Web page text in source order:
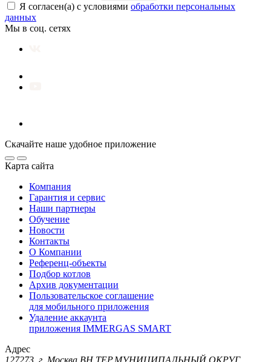
Я согласен(а) с условиями обработки персональных
данных
Мы в соц. сетях
Скачайте наше удобное приложение
Карта сайта
Компания
Гарантия и сервис
Наши партнеры
Обучение
Новости
Контакты
О Компании
Референц-объекты
Подбор котлов
Архив документации
Пользовательское соглашение
для мобильного приложения
Удаление аккаунта
приложения IMMERGAS SMART
Адрес
127273, г. Москва ВН.ТЕР.МУНИЦИПАЛЬНЫЙ ОКРУГ